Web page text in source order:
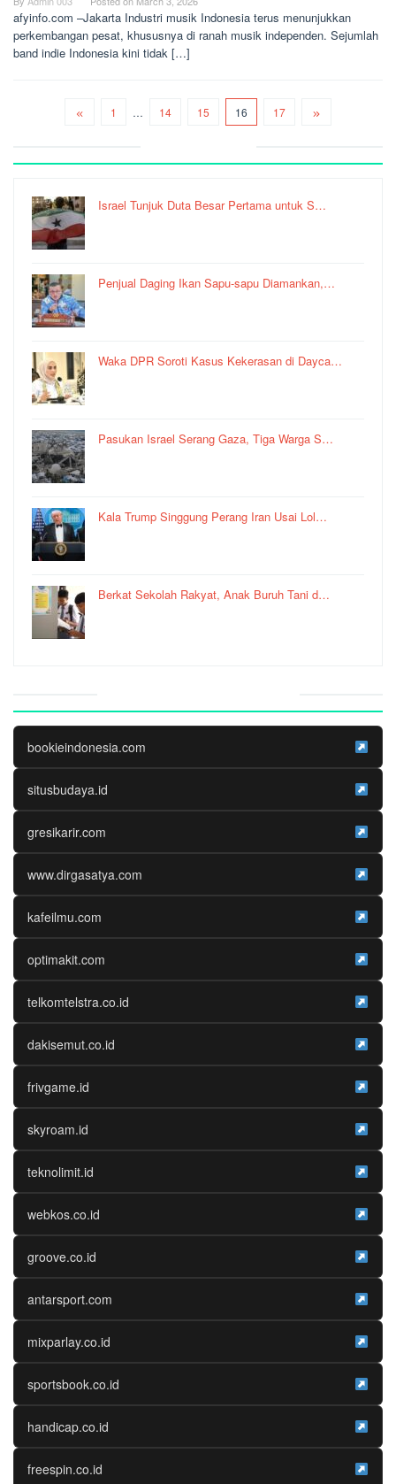
afyinfo.com –Jakarta Industri musik Indonesia terus menunjukkan
perkembangan pesat, khususnya di ranah musik independen. Sejumlah
band indie Indonesia kini tidak […]
1 … 14 15 16 17
Israel Tunjuk Duta Besar Pertama untuk S…
Penjual Daging Ikan Sapu-sapu Diamankan,…
Waka DPR Soroti Kasus Kekerasan di Dayca…
Pasukan Israel Serang Gaza, Tiga Warga S…
Kala Trump Singgung Perang Iran Usai Lol…
Berkat Sekolah Rakyat, Anak Buruh Tani d…
bookieindonesia.com
situsbudaya.id
gresikarir.com
www.dirgasatya.com
kafeilmu.com
optimakit.com
telkomtelstra.co.id
dakisemut.co.id
frivgame.id
skyroam.id
teknolimit.id
webkos.co.id
groove.co.id
antarsport.com
mixparlay.co.id
sportsbook.co.id
handicap.co.id
freespin.co.id